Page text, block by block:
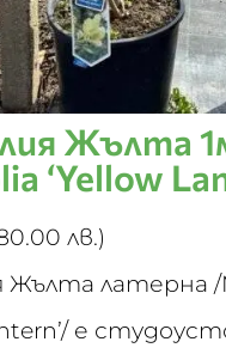
Жълта
‘Yellow
лв.)
Жълта латерна /
е